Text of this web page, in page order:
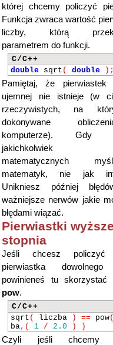
której chcemy policzyć
Funkcja zwraca wartość
liczby, którą
parametrem do funkcji.
C/C++
double sqrt ( double ) ;
Pamiętaj, że
ujemnej nie istnieje (w
rzeczywistych, na
dokonywane
komputerze). Gdy
jakichkolwiek
matematycznych
matematyk, nie jak
Unikniesz później
ważniejsze nerwów jakie
błędami wiązać.
Pierwiastki
stopnia
Jeśli chcesz policzyć
pierwiastka dowolnego
powinieneś tu
pow.
C/C++
sqrt ( liczba ) == pow(
ba, ( 1 / 2.0 ) )
Czyli jeśli chcemy